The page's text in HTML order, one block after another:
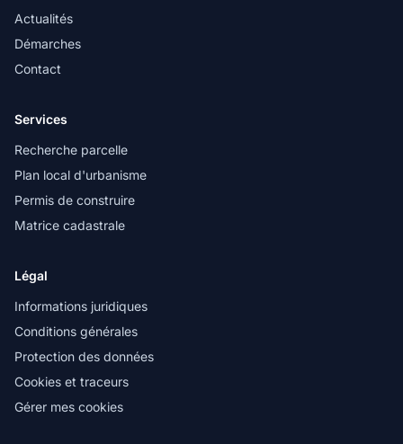
Actualités
Démarches
Contact
Services
Recherche parcelle
Plan local d'urbanisme
Permis de construire
Matrice cadastrale
Légal
Informations juridiques
Conditions générales
Protection des données
Cookies et traceurs
Gérer mes cookies